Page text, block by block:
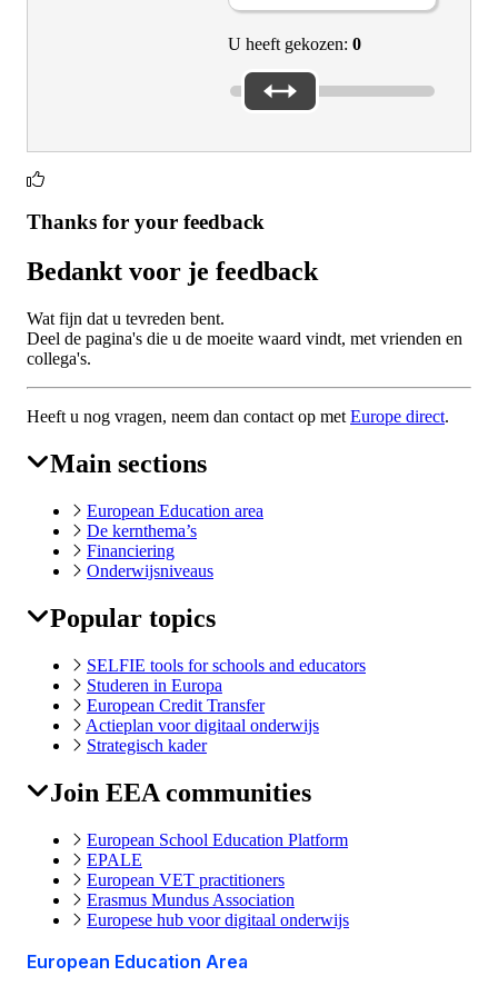
U heeft gekozen: 0
Thanks for your feedback
Bedankt voor je feedback
Wat fijn dat u tevreden bent.
Deel de pagina's die u de moeite waard vindt, met vrienden en
collega's.
Heeft u nog vragen, neem dan contact op met Europe direct.
Footer
Main sections
European Education area
De kernthema’s
Financiering
Onderwijsniveaus
Popular topics
SELFIE tools for schools and educators
Studeren in Europa
European Credit Transfer
Actieplan voor digitaal onderwijs
Strategisch kader
Join EEA communities
European School Education Platform
EPALE
European VET practitioners
Erasmus Mundus Association
Europese hub voor digitaal onderwijs
European Education Area